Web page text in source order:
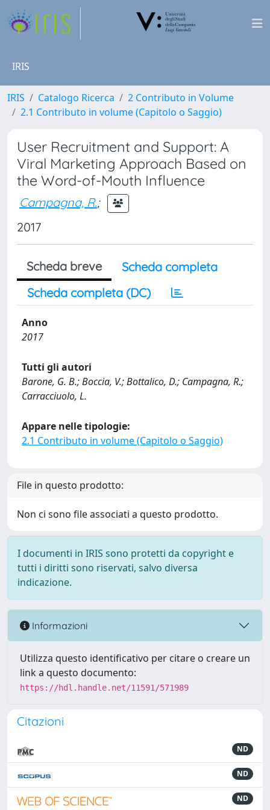
IRIS
IRIS Catalogo Ricerca
2 Contributo in Volume
2.1 Contributo in volume (Capitolo o Saggio)
User Recruitment and Support: A
Viral Marketing Approach Based on
the Word-of-Mouth Influence
Campagna, R.;
2017
Scheda breve
Scheda completa
Scheda completa (DC)
Anno
2017
Tutti gli autori
Barone, G. B.; Boccia, V.; Bottalico, D.; Campagna, R.;
Carracciuolo, L.
Appare nelle tipologie:
2.1 Contributo in volume (Capitolo o Saggio)
File in questo prodotto:
Non ci sono file associati a questo prodotto.
I documenti in IRIS sono protetti da copyright e
tutti i diritti sono riservati, salvo diversa
indicazione.
Informazioni
Utilizza questo identificativo per citare o creare un
link a questo documento:
https://hdl.handle.net/11591/571989
Citazioni
ND
ND
ND